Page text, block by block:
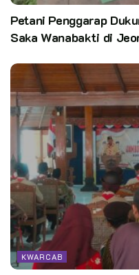
untuk mengimbangi
pesat, membuat informasi
siapa saja.
Kak Ahmad Kosasih
arahannya menegaskan
menyebarkan dan
gerakan pramuka baik
kwartir cabang dan
terhadap gerakan pramuka.
“Kegiatan ini diadakan
baik yang diadakan oleh
sehingga meningkatkan
ungkap Kak Kosasih.
Petani Penggarap
Saka Wanabakti di
KWARCAB